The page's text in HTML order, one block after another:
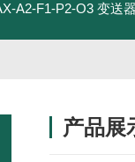
A2-F1-P2-O3 变送
产品展